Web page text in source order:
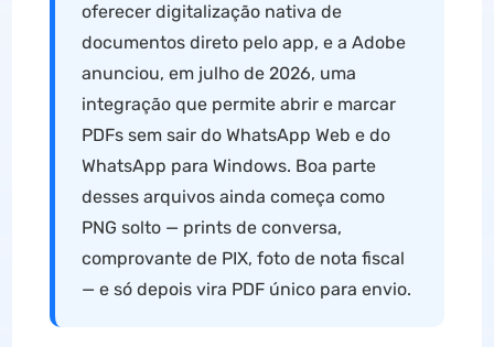
oferecer digitalização nativa de
documentos direto pelo app, e a Adobe
anunciou, em julho de 2026, uma
integração que permite abrir e marcar
PDFs sem sair do WhatsApp Web e do
WhatsApp para Windows. Boa parte
desses arquivos ainda começa como
PNG solto — prints de conversa,
comprovante de PIX, foto de nota fiscal
— e só depois vira PDF único para envio.